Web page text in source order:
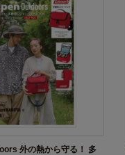
外の熱から守る！ 多